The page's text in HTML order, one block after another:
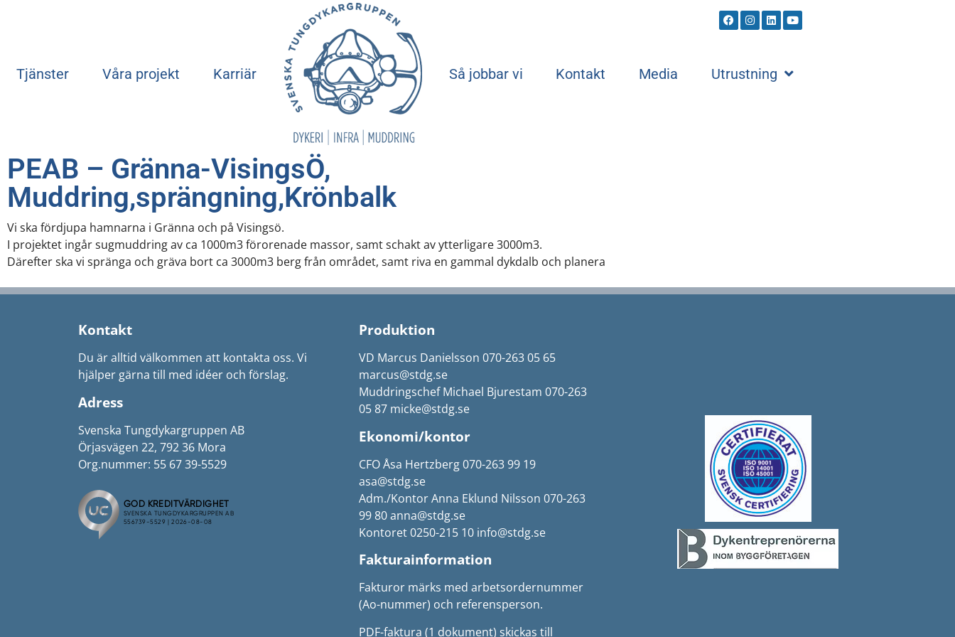
Tjänster Våra projekt Karriär Start Så jobbar vi Kontakt Media Utrustning
PEAB – Gränna-VisingsÖ,
Muddring,sprängning,Krönbalk
Vi ska fördjupa hamnarna i Gränna och på Visingsö.
I projektet ingår sugmuddring av ca 1000m3 förorenade massor, samt schakt av ytterligare 3000m3.
Därefter ska vi spränga och gräva bort ca 3000m3 berg från området, samt riva en gammal dykdalb och planera
Kontakt
Du är alltid välkommen att kontakta oss. Vi
hjälper gärna till med idéer och förslag.
Adress
Svenska Tungdykargruppen AB
Örjasvägen 22, 792 36 Mora
Org.nummer: 55 67 39-5529
Produktion
VD Marcus Danielsson 070-263 05 65
marcus@stdg.se
Muddringschef Michael Bjurestam 070-263
05 87 micke@stdg.se
Ekonomi/kontor
CFO Åsa Hertzberg 070-263 99 19
asa@stdg.se
Adm./Kontor Anna Eklund Nilsson 070-263
99 80 anna@stdg.se
Kontoret 0250-215 10 info@stdg.se
Fakturainformation
Fakturor märks med arbetsordernummer
(Ao-nummer) och referensperson.
PDF-faktura (1 dokument) skickas till